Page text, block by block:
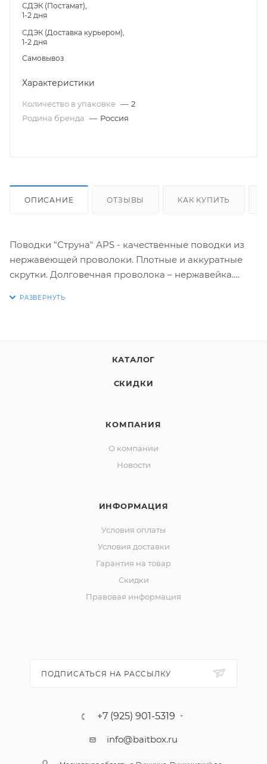
СДЭК (Постамат),
1-2 дня
СДЭК (Доставка курьером),
1-2 дня
Самовывоз
Характеристики
Количество в упаковке — 2
Родина бренда — Россия
ОПИСАНИЕ ОТЗЫВЫ КАК КУПИТЬ
Поводки "Струна" APS - качественные поводки из
нержавеющей проволоки. Плотные и аккуратные
скрутки. Долговечная проволока – нержавейка.
КАТАЛОГ
СКИДКИ
КОМПАНИЯ
О компании
Новости
ИНФОРМАЦИЯ
Условия оплаты
Условия доставки
Гарантия на товар
Скидки
Правовая информация
ПОДПИСАТЬСЯ НА РАССЫЛКУ
+7 (925) 901-5319
info@baitbox.ru